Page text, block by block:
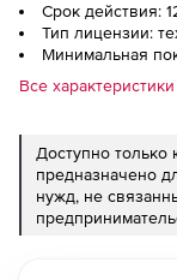
Срок действия:
Тип лицензии:
Минимальная
Все характеристики
Доступно
предназначено
нужд, не